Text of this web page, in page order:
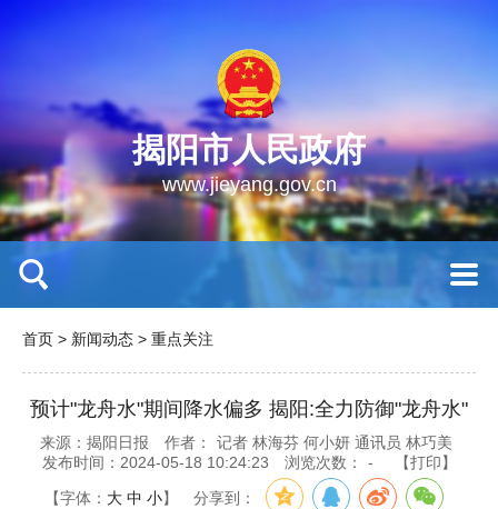
揭阳市人民政府
www.jieyang.gov.cn
首页 > 新闻动态 > 重点关注
预计"龙舟水"期间降水偏多 揭阳:全力防御"龙舟水"
来源：揭阳日报 作者：
记者 林海芬 何小妍 通讯员 林巧美
发布时间：2024-05-18 10:24:23
浏览次数： - 【打印】
【字体： 大 中 小】 分享到：